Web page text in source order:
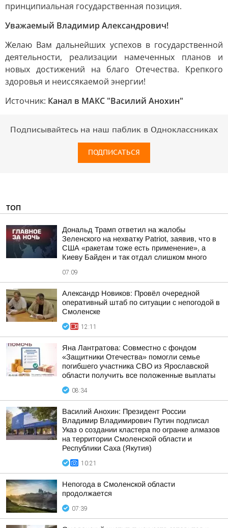
принципиальная государственная позиция.
Уважаемый Владимир Александрович!
Желаю Вам дальнейших успехов в государственной
деятельности, реализации намеченных планов и
новых достижений на благо Отечества. Крепкого
здоровья и неиссякаемой энергии!
Источник: Канал в МАКС "Василий Анохин"
Подписывайтесь на наш паблик в Одноклассниках
ПОДПИСАТЬСЯ
ТОП
Дональд Трамп ответил на жалобы
Зеленского на нехватку Patriot, заявив, что в
США «ракетам тоже есть применение», а
Киеву Байден и так отдал слишком много
07:09
Александр Новиков: Провёл очередной
оперативный штаб по ситуации с непогодой в
Смоленске
12:11
Яна Лантратова: Совместно с фондом
«Защитники Отечества» помогли семье
погибшего участника СВО из Ярославской
области получить все положенные выплаты
08:34
Василий Анохин: Президент России
Владимир Владимирович Путин подписал
Указ о создании кластера по огранке алмазов
на территории Смоленской области и
Республики Саха (Якутия)
10:21
Непогода в Смоленской области
продолжается
07:39